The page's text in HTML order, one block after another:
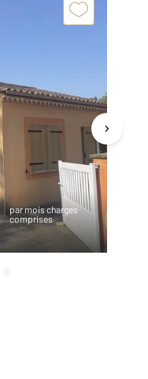
par mois charges
comprises